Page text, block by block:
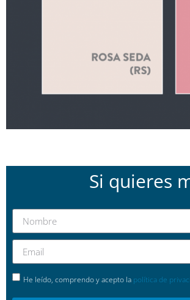
Si quieres
He leído, comprendo y acepto la política de